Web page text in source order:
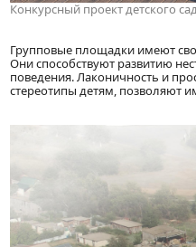
Конкурсный проект детского
Групповые площадки имеют
Они способствуют развитию
поведения. Лаконичность и
стереотипы детям, позволяют